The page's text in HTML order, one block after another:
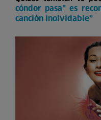
cóndor pasa” es
canción inolvidable”